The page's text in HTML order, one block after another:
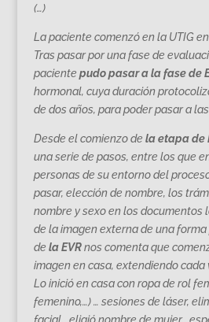
(…)
La paciente comenzó en la UTIG
Tras pasar por una fase de
paciente pudo pasar a la fase de
hormonal, cuya duración
de dos años, para poder pasar a
Desde el comienzo de la etapa de
una serie de pasos, entre los que
personas de su entorno del
pasar, elección de nombre, los
nombre y sexo en los documentos
de la imagen externa de una forma
de la EVRnos comenta que
imagen en casa, extendiendo cada
Lo inició en casa con ropa de rol
femenino,…) … sesiones de láser,